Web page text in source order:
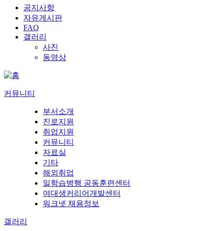
공지사항
자유게시판
FAQ
갤러리
사진
동영상
커뮤니티
부서소개
진로지원
취업지원
커뮤니티
자료실
기타
해외취업
일학습병행 공동훈련센터
여대생커리어개발센터
워크넷 채용정보
갤러리